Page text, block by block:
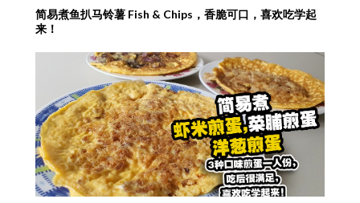
简易煮鱼扒马铃薯 Fish & Chips，香脆可口，喜欢吃学起
来！